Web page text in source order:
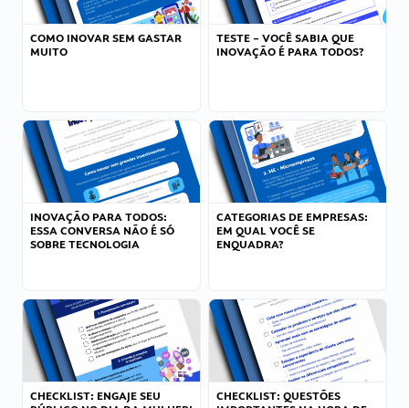
COMO INOVAR SEM GASTAR
MUITO
TESTE – VOCÊ SABIA QUE
INOVAÇÃO É PARA TODOS?
INOVAÇÃO PARA TODOS:
ESSA CONVERSA NÃO É SÓ
SOBRE TECNOLOGIA
CATEGORIAS DE EMPRESAS:
EM QUAL VOCÊ SE
ENQUADRA?
CHECKLIST: ENGAJE SEU
CHECKLIST: QUESTÕES